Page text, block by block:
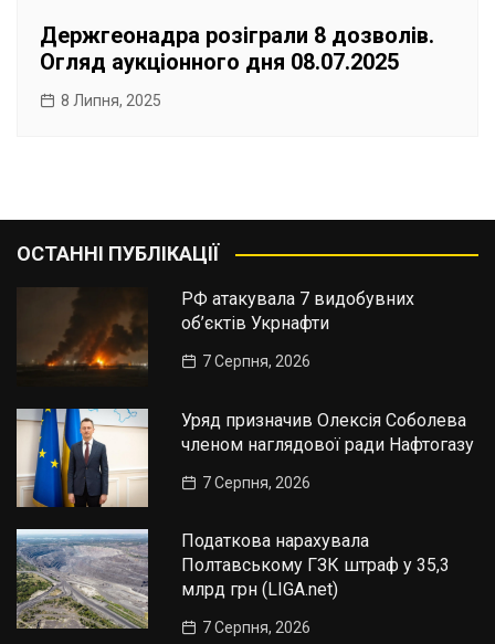
Держгеонадра розіграли 8 дозволів.
Огляд аукціонного дня 08.07.2025
8 Липня, 2025
ОСТАННІ ПУБЛІКАЦІЇ
РФ атакувала 7 видобувних
об’єктів Укрнафти
7 Серпня, 2026
Уряд призначив Олексія Соболева
членом наглядової ради Нафтогазу
7 Серпня, 2026
Податкова нарахувала
Полтавському ГЗК штраф у 35,3
млрд грн (LIGA.net)
7 Серпня, 2026